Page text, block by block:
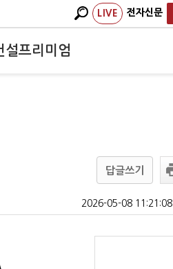
LIVE 전자신문
설프리미엄
답글쓰기
2026-05-08 11:21:08